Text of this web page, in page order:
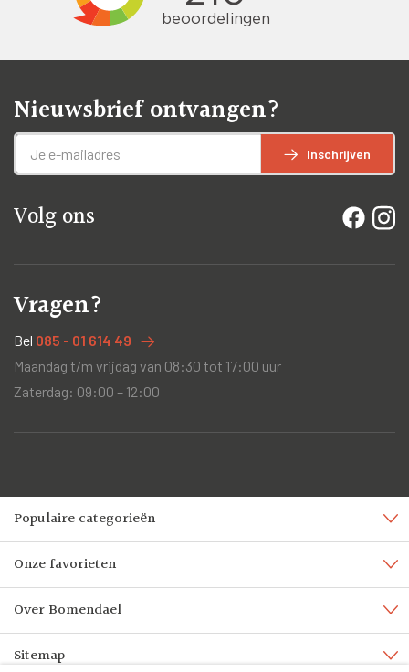
Nieuwsbrief ontvangen?
Inschrijven
Volg ons
Vragen?
Bel 085 - 01 614 49
Maandag t/m vrijdag van 08:30 tot 17:00 uur
Zaterdag: 09:00 – 12:00
Populaire categorieën
Onze favorieten
Over Bomendael
Sitemap